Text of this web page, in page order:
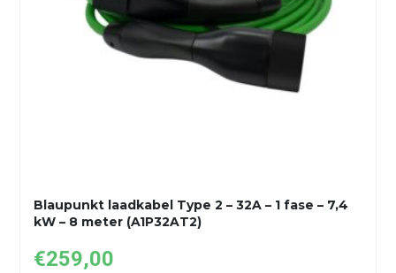
Blaupunkt laadkabel Type 2 – 32A – 1 fase – 7,4
kW – 8 meter (A1P32AT2)
€259,00